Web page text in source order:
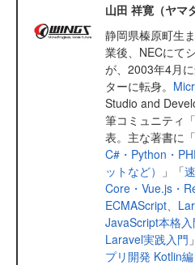
山田 祥寛（ヤマ
静岡県榛原町生
業後、NECにて
が、2003年4月
ターに転身。
Studio and
筆コミュニティ「
表。主な著書に「
C#・Python・
ットなど）
」「
Core・Vue.js・
ECMAScript、
JavaScript本格入
Laravel実践入門
プリ開発 Kotlin編